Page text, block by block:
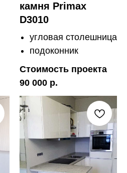
камня Primax
D3010
угловая столешница
подоконник
Стоимость проекта
90 000 р.